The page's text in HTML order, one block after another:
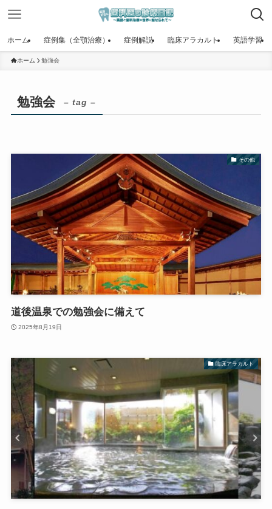
ホーム 症例集（全顎治療） 症例解説 臨床アラカルト 英語学習
ホーム 勉強会
勉強会 – tag –
その他
道後温泉での勉強会に備えて
2025年8月19日
臨床アラカルト